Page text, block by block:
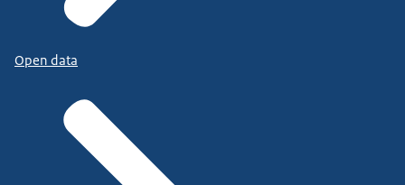
Open data